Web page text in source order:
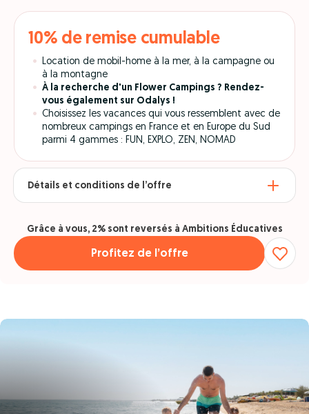
10% de remise cumulable
Location de mobil-home à la mer, à la campagne ou
à la montagne
À la recherche d'un Flower Campings ? Rendez-
vous également sur Odalys !
Choisissez les vacances qui vous ressemblent avec de
nombreux campings en France et en Europe du Sud
parmi 4 gammes : FUN, EXPLO, ZEN, NOMAD
Détails et conditions de l’offre
Profitez de l’offre
Grâce à vous, 2% sont reversés à Ambitions Éducatives